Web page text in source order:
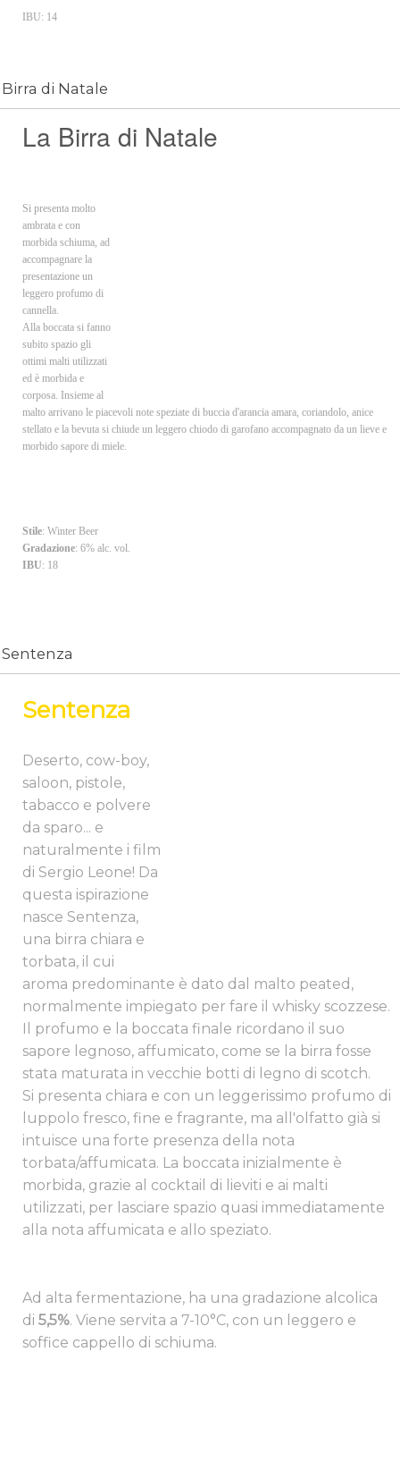
IBU: 14
Birra di Natale
La Birra di Natale
Si presenta molto
ambrata e con
morbida schiuma, ad
accompagnare la
presentazione un
leggero profumo di
cannella.
Alla boccata si fanno
subito spazio gli
ottimi malti utilizzati
ed è morbida e
corposa. Insieme al
malto arrivano le piacevoli note speziate di buccia d'arancia amara, coriandolo, anice
stellato e la bevuta si chiude un leggero chiodo di garofano accompagnato da un lieve e
morbido sapore di miele.
Stile: Winter Beer
Gradazione: 6% alc. vol.
IBU: 18
Sentenza
Sentenza
Deserto, cow-boy,
saloon, pistole,
tabacco e polvere
da sparo... e
naturalmente i film
di Sergio Leone! Da
questa ispirazione
nasce Sentenza,
una birra chiara e
torbata, il cui
aroma predominante è dato dal malto peated,
normalmente impiegato per fare il whisky scozzese.
Il profumo e la boccata finale ricordano il suo
sapore legnoso, affumicato, come se la birra fosse
stata maturata in vecchie botti di legno di scotch. ​
Si presenta chiara e con un leggerissimo profumo di
luppolo fresco, fine e fragrante, ma all'olfatto già si
intuisce una forte presenza della nota
torbata/affumicata. La boccata inizialmente è
morbida, grazie al cocktail di lieviti e ai malti
utilizzati, per lasciare spazio quasi immediatamente
alla nota affumicata e allo speziato.
​Ad alta fermentazione, ha una gradazione alcolica
di 5,5%. Viene servita a 7-10°C, con un leggero e
soffice cappello di schiuma.